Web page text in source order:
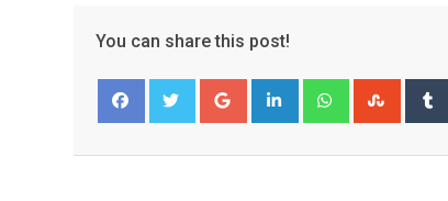
You can share this post!
Google+ LinkedIn Whatsapp